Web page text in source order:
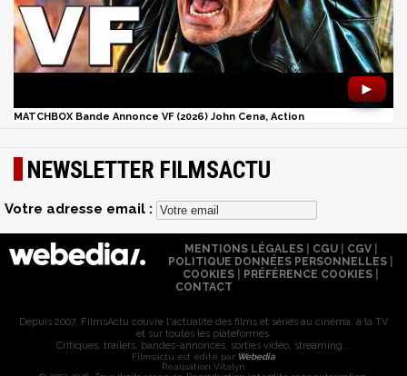
►
MATCHBOX Bande Annonce VF (2026) John Cena, Action
NEWSLETTER FILMSACTU
Votre adresse email :
MENTIONS LÉGALES| CGU| CGV|
POLITIQUE DONNÉES PERSONNELLES
COOKIES
PRÉFÉRENCE COOKIES
CONTACT
Depuis 2007, FilmsActu couvre l'actualité des films et séries au cinéma, à la TV
et sur toutes les plateformes.
Critiques, trailers, bandes-annonces, sorties vidéo, streaming...
Filmsactu est édité par Webedia
Réalisation Vitalyn